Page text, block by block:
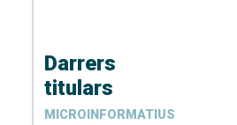
Darrers
titulars
MICROINFORMATIUS